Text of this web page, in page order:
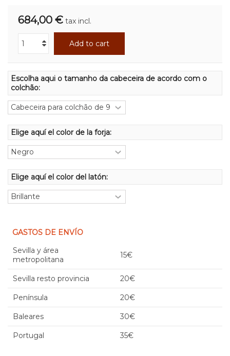
684,00 € tax incl.
Add to cart
Escolha aqui o tamanho da cabeceira de acordo com o
colchão:
Elige aquí el color de la forja:
Elige aquí el color del latón:
GASTOS DE ENVÍO
Sevilla y área
metropolitana
15€
Sevilla resto provincia 20€
Península 20€
Baleares 30€
Portugal 35€